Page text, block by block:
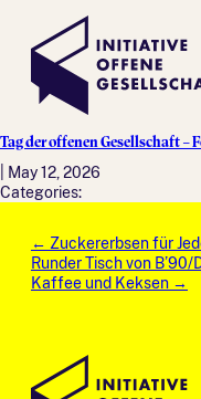
Tag der offenen Gesellschaft –
May 12, 2026
Categories:
Post
navigation
← Zuckererbsen für
Runder Tisch von B’90/
Kaffee und Keksen →